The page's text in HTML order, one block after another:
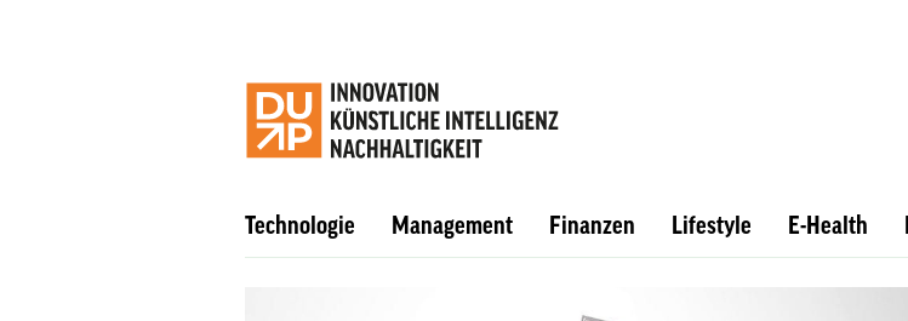
Technologie Management Finanzen Lifestyle E-Health